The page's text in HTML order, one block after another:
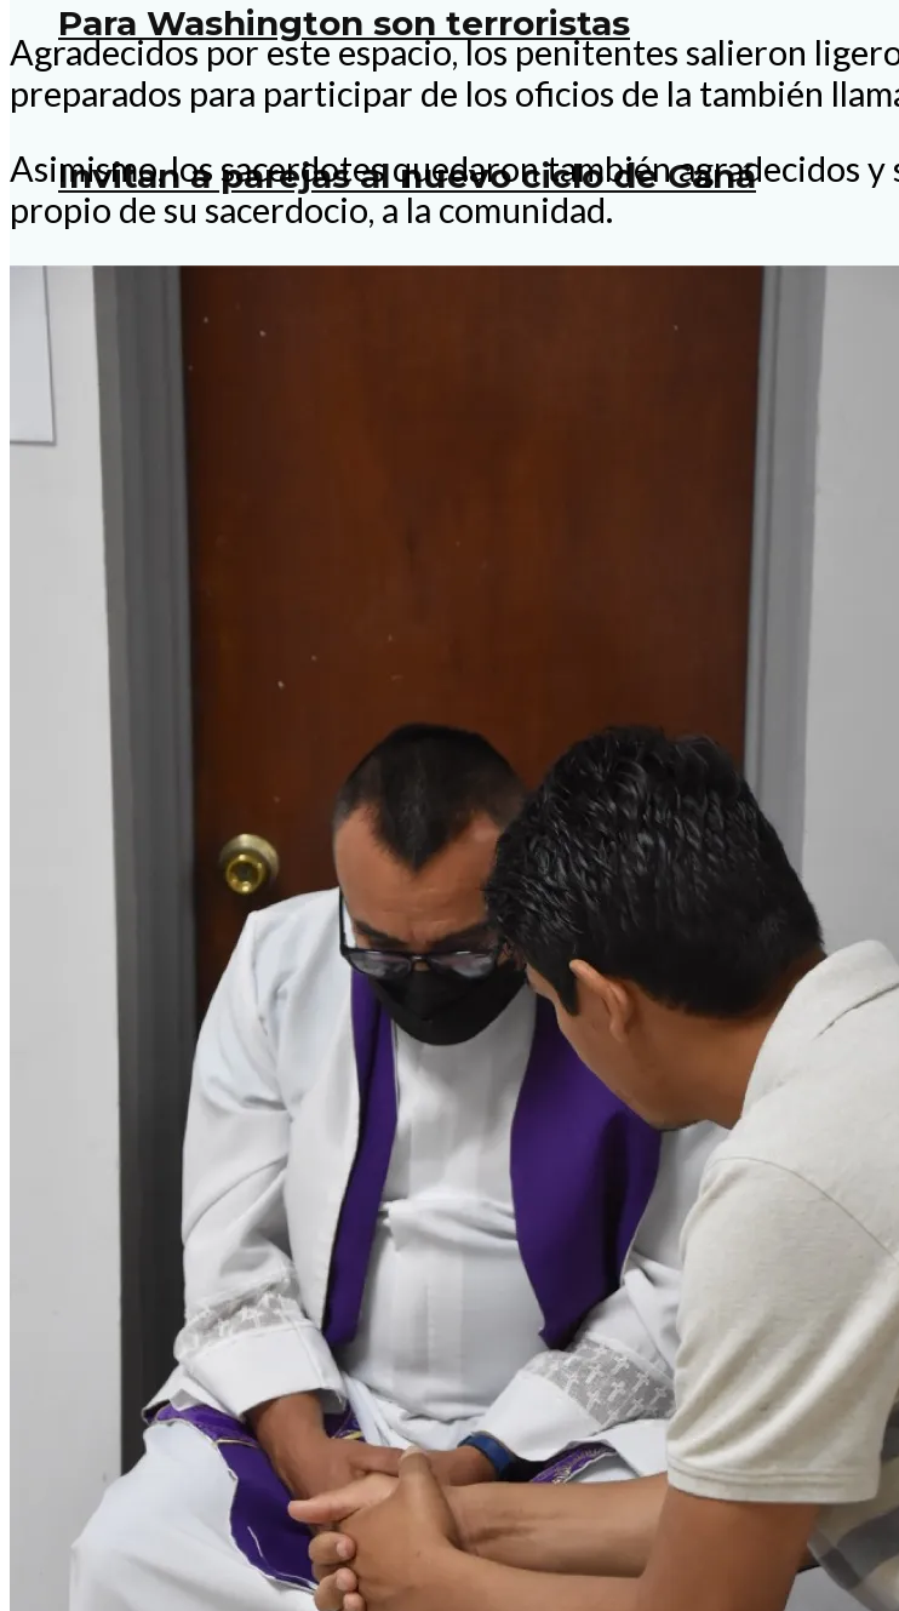
Para Washington son terroristas
Invitan a parejas al nuevo ciclo de Caná
Tendrán sacerdotes jornada de formación
Realizan primer encuentro de líderes de
Perseveremos en el camino ya iniciado:
Benavides Romero
Nacional
Vida y obra de los 25 mártires cristeros
Anuncian renovación de la Basílica de
Comunicado de Casa del Migrante en
mexicanos en el contexto de operativos
Serie: Venga a nosotros tu Reino: Si no
Declara Vaticano cisma de la FSSPX
Agradecidos por este espacio, los penitentes salieron
preparados para participar de los oficios de la también
Asimismo, los sacerdotes quedaron también agradecidos
propio de su sacerdocio, a la comunidad.